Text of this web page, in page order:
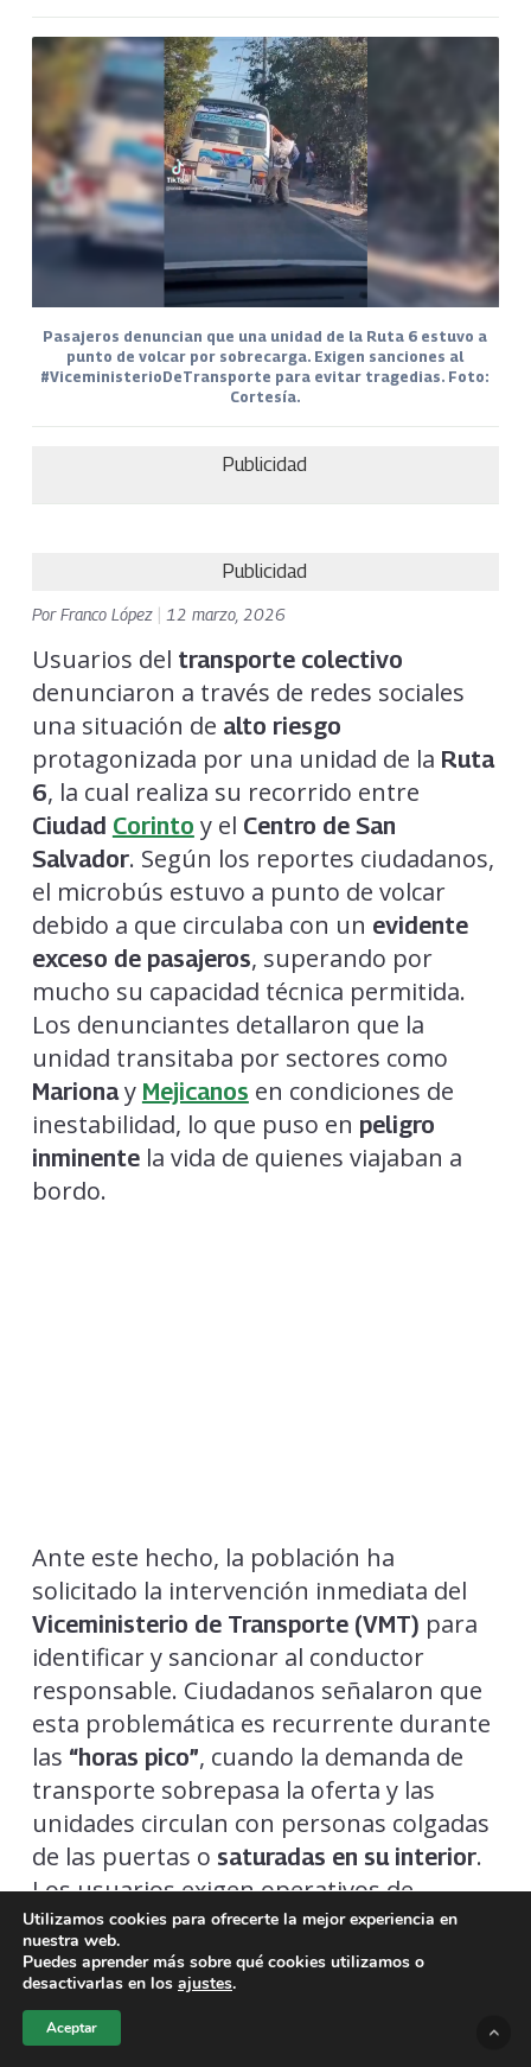
Pasajeros denuncian que una unidad de la Ruta 6 estuvo a
punto de volcar por sobrecarga. Exigen sanciones al
#ViceministerioDeTransporte para evitar tragedias. Foto:
Cortesía.
Publicidad
Publicidad
PorFranco López 12 marzo, 2026
Usuarios del transporte colectivo
denunciaron a través de redes sociales
una situación de alto riesgo
protagonizada por una unidad de la Ruta
6, la cual realiza su recorrido entre
Ciudad Corinto y el Centro de San
Salvador. Según los reportes ciudadanos,
el microbús estuvo a punto de volcar
debido a que circulaba con un evidente
exceso de pasajeros, superando por
mucho su capacidad técnica permitida.
Los denunciantes detallaron que la
unidad transitaba por sectores como
Marionay Mejicanos en condiciones de
inestabilidad, lo que puso en peligro
inminentela vida de quienes viajaban a
bordo.
Ante este hecho, la población ha
solicitado la intervención inmediata del
Viceministerio de Transporte (VMT) para
identificar y sancionar al conductor
responsable. Ciudadanos señalaron que
esta problemática es recurrente durante
las “horas pico”, cuando la demanda de
transporte sobrepasa la oferta y las
unidades circulan con personas colgadas
de las puertas o saturadas en su interior.
Los usuarios exigen operativos de
control más estrictos en rutas críticas
que pasan por elParque Infantily zonas
aledañas, con el fin de evitar una
vialprovocada por la negligencia de los
transportistas al priorizar el lucro sobre
Utilizamos cookies para ofrecerte la mejor experiencia en
nuestra web.
Puedes aprender más sobre qué cookies utilizamos o
desactivarlas en los ajustes.
Aceptar